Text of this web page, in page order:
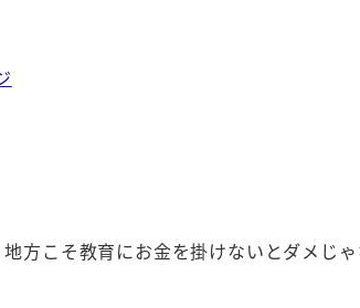
方こそ教育にお金を掛けないとダメじ